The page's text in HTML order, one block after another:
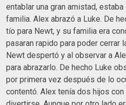
entablar una gran amistad,
familia. Alex abrazó a Luke. De
tío para Newt, y su familia era
pasaran rapido para poder cerrar
Newt despertó y al observar a
para abrazarlo. De hecho Luke
por primera vez después de lo
contentó. Alex tenía dos hijos